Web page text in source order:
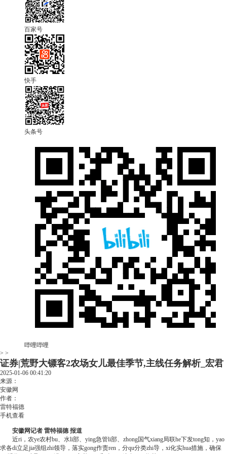
百家号
快手
头条号
哔哩哔哩
> >
证券|荒野大镖客2农场女儿最佳季节,主线任务解析_宏君
2025-01-06 00:41:20
来源：
安徽网
作者：
雷特福德
手机查看
安徽网记者 雷特福德 报道
近ri，农ye农村bu、水li部、ying急管li部、zhong国气xiang局联he下发tong知，yao
求各di立足jia强组zhi领导，落实gong作责ren，分qu分类zhi导，xi化实hua措施，确保